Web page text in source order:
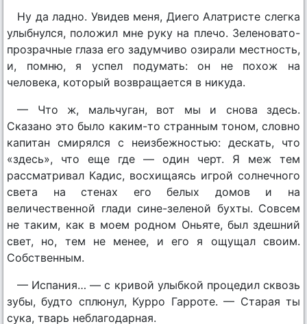
Ну да ладно. Увидев меня, Диего Алатристе слегка
улыбнулся, положил мне руку на плечо. Зеленовато-
прозрачные глаза его задумчиво озирали местность,
и, помню, я успел подумать: он не похож на
человека, который возвращается в никуда.
— Что ж, мальчуган, вот мы и снова здесь.
Сказано это было каким-то странным тоном, словно
капитан смирялся с неизбежностью: дескать, что
«здесь», что еще где — один черт. Я меж тем
рассматривал Кадис, восхищаясь игрой солнечного
света на стенах его белых домов и на
величественной глади сине-зеленой бухты. Совсем
не таким, как в моем родном Оньяте, был здешний
свет, но, тем не менее, и его я ощущал своим.
Собственным.
— Испания… — с кривой улыбкой процедил сквозь
зубы, будто сплюнул, Курро Гарроте. — Старая ты
сука, тварь неблагодарная.